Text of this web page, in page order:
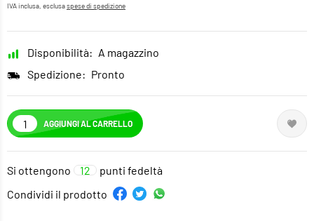
IVA inclusa, esclusaspese di spedizione
Disponibilità: A magazzino
Spedizione: Pronto
AGGIUNGI AL CARRELLO
Si ottengono 12
punti fedeltà
Condividi il prodotto